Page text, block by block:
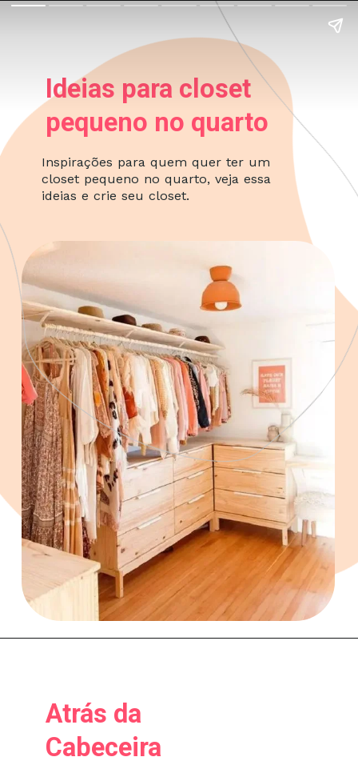
Inspirações para quem quer ter um
closet pequeno no quarto, veja essa
ideias e crie seu closet.
Ideias para closet
pequeno no quarto
Atrás da
Cabeceira